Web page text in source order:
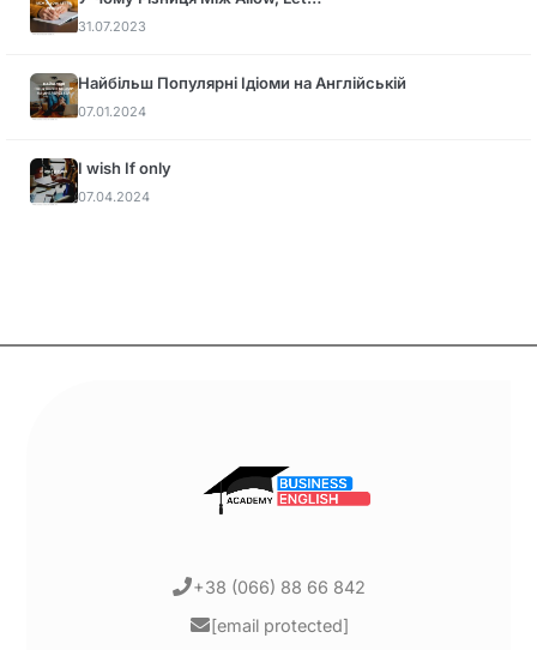
31.07.2023
Найбільш Популярні Ідіоми на Англійській
07.01.2024
I wish If only
07.04.2024
+38 (066) 88 66 842
[email protected]